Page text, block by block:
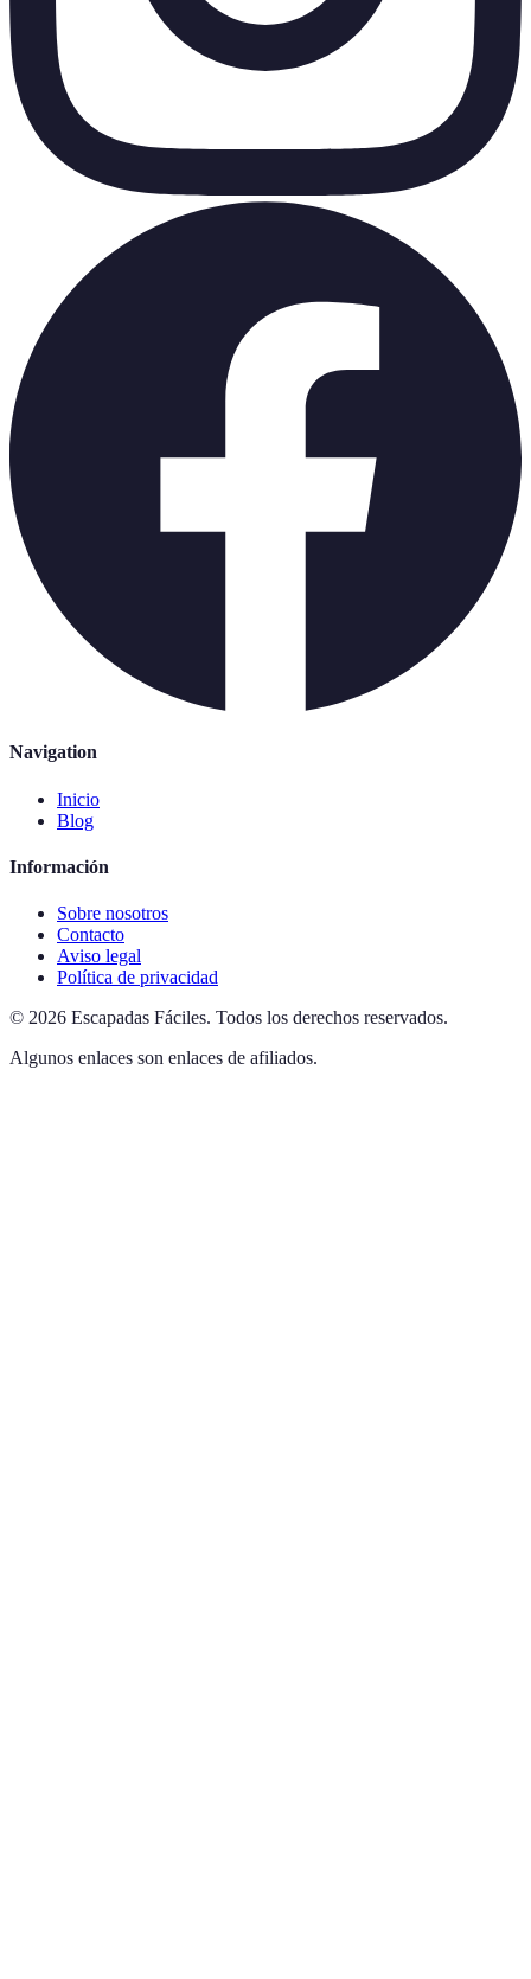
Navigation
Inicio
Blog
Información
Sobre nosotros
Contacto
Aviso legal
Política de privacidad
© 2026 Escapadas Fáciles. Todos los derechos reservados.
Algunos enlaces son enlaces de afiliados.